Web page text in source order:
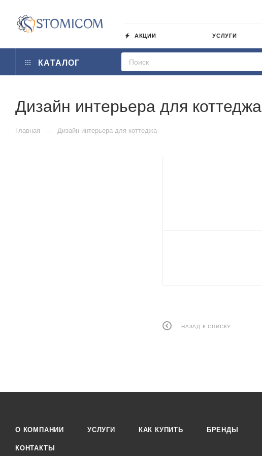
АКЦИИ УСЛУГИ
КАТАЛОГ
Дизайн интерьера для коттеджа
Главная — Дизайн интерьера для коттеджа
НАЗАД К СПИСКУ
О КОМПАНИИ УСЛУГИ КАК КУПИТЬ БРЕНДЫ
КОНТАКТЫ